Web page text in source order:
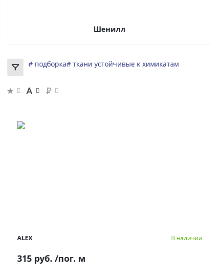
Шенилл
# подборка# ткани устойчивые к химикатам
ALEX В наличии
315 руб. /пог. м